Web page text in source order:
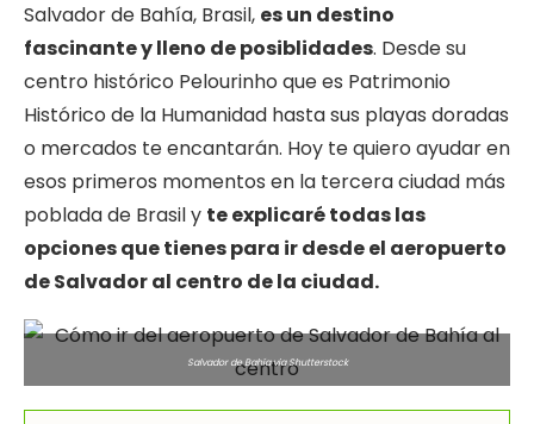
Salvador de Bahía, Brasil, es un destino
fascinante y lleno de posiblidades. Desde su
centro histórico Pelourinho que es Patrimonio
Histórico de la Humanidad hasta sus playas doradas
o mercados te encantarán. Hoy te quiero ayudar en
esos primeros momentos en la tercera ciudad más
poblada de Brasil y te explicaré todas las
opciones que tienes para ir desde el aeropuerto
de Salvador al centro de la ciudad.
Salvador de Bahía via Shutterstock